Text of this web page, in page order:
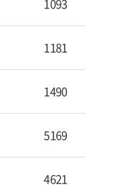
1093
1181
1490
5169
4621